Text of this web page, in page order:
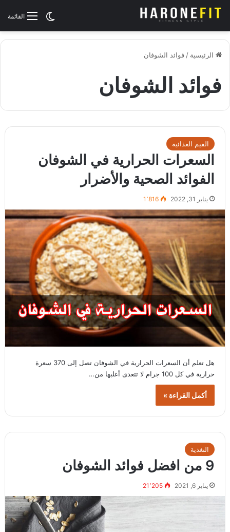
القائمةالوضع
الرئيسية / فوائد الشوفان
فوائد الشوفان
القيم الغذائية
السعرات الحرارية في الشوفان
الفوائد الصحية والأضرار
يناير 31, 2022 1٬816
هل تعلم أن السعرات الحرارية في الشوفان تصل إلى 370 سعرة
حرارية في كل 100 جرام لا تتعدى أغلبها من…
أكمل القراءة »
التغذية
9 من افضل فوائد الشوفان
يناير 6, 2021 21٬205